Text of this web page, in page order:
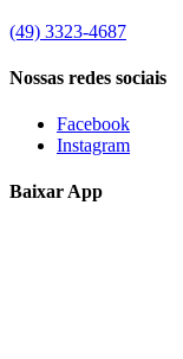
(49) 3323-4687
Nossas redes sociais
Facebook
Instagram
Baixar App